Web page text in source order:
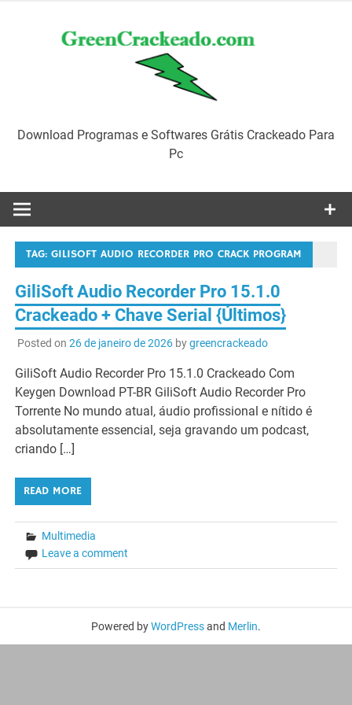
Download Programas e Softwares Grátis Crackeado Para
Pc
TAG:GILISOFT AUDIO RECORDER PRO CRACK PROGRAM
GiliSoft Audio Recorder Pro 15.1.0
Crackeado + Chave Serial {Últimos}
Posted on 26 de janeiro de 2026bygreencrackeado
GiliSoft Audio Recorder Pro 15.1.0 Crackeado Com
Keygen Download PT-BR GiliSoft Audio Recorder Pro
Torrente No mundo atual, áudio profissional e nítido é
absolutamente essencial, seja gravando um podcast,
criando […]
READ MORE
Multimedia
Leave a comment
Powered byWordPressand Merlin.